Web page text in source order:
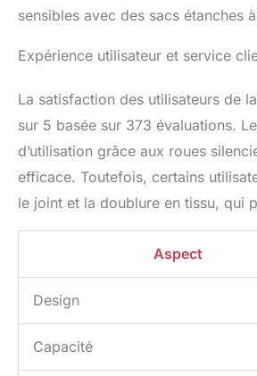
sensibles avec des sacs étanches
Expérience utilisateur et service
La satisfaction des utilisateurs de
sur 5 basée sur 373 évaluations.
d’utilisation grâce aux roues
efficace. Toutefois, certains
le joint et la doublure en tissu, qui
Aspect
Design
Capacité